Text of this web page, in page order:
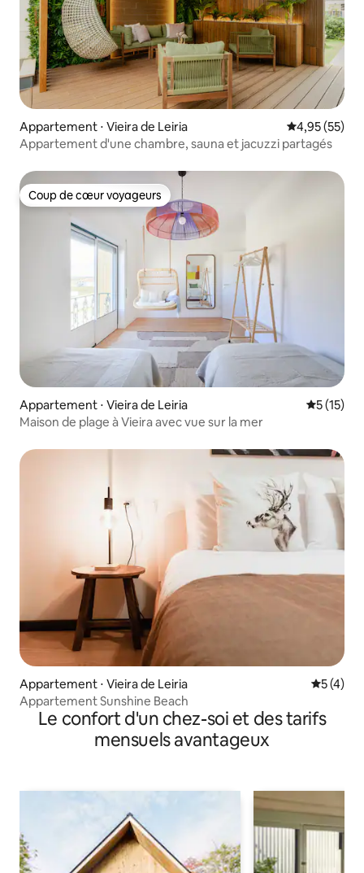
Appartement ⋅ Vieira de Leiria Évaluation
4,95 (55)
Appartement d'une chambre, sauna et jacuzzi partagés
Coup de cœur voyageurs
Coup de cœur voyageurs
Appartement ⋅ Vieira de Leiria
5 (15)
Maison de plage à Vieira avec vue sur la mer
Appartement ⋅ Vieira de Leiria
5 (4)
Appartement Sunshine Beach
Le confort d'un chez-soi et des tarifs
mensuels avantageux